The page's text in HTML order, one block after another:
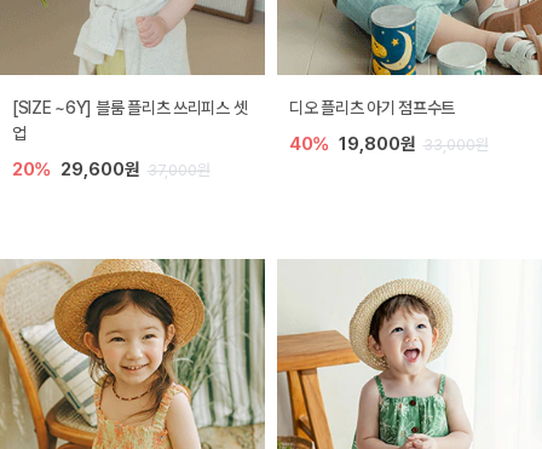
[SIZE ~6Y] 블룸 플리츠 쓰리피스 셋
업
20% 29,600원 37,000원
디오 플리츠 아기 점프수트
40% 19,800원 33,000원